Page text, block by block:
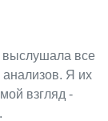
все
Я их
взгляд -